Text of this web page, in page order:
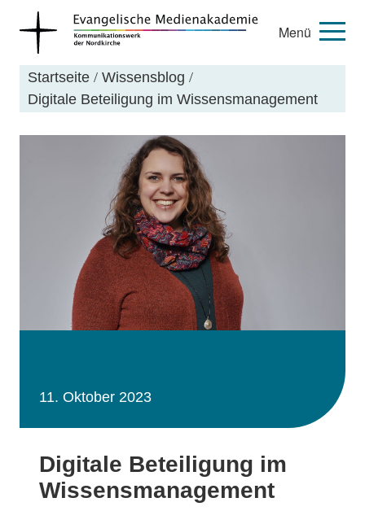
Menü
Startseite / Wissensblog /
Digitale Beteiligung im Wissensmanagement
11. Oktober 2023
Digitale Beteiligung im
Wissensmanagement